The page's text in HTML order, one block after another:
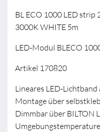
BL ECO 1000 LED strip
3000K WHITE 5m
LED-Modul BLECO
Artikel 170820
Lineares LED-
Montage über
Dimmbar über BILTON